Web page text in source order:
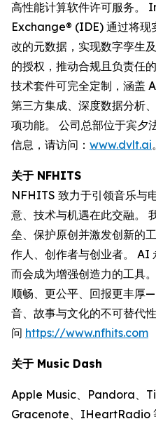
高性能计算软件许可服务
Exchange® (IDE) 通过将现
改的元数据，实现数字孪生
的授权，推动合规且负责
技术套件可完全定制，涵盖
第三方集成、深度数据分析
项功能。 公司总部位于宾夕
信息，请访问： www.dvlt.ai。
关于 NFHITS
NFHITS 致力于引领音乐与
意、技术与机遇在此交融。
垒、保护原创并激发创新的
作人、创作者与创业者。 AI
而会成为增强创造力的工具
顺畅、更公平、回报更丰厚
音、故事与文化的不可替代
问 https://www.nfhits.com
关于 Music Dash
Apple Music、Pandora、
Gracenote、IHeartRadio